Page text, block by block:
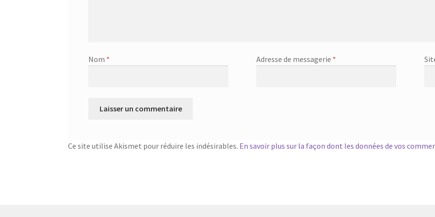
Nom * Adresse de messagerie *
Ce site utilise Akismet pour réduire les indésirables. En savoir plus sur la façon dont les données de vos